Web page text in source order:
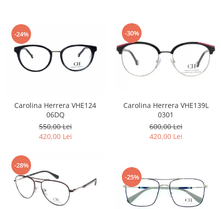
-24%
Carolina Herrera VHE124
06DQ
550,00 Lei
420,00 Lei
-30%
Carolina Herrera VHE139L
0301
600,00 Lei
420,00 Lei
-28%
-25%